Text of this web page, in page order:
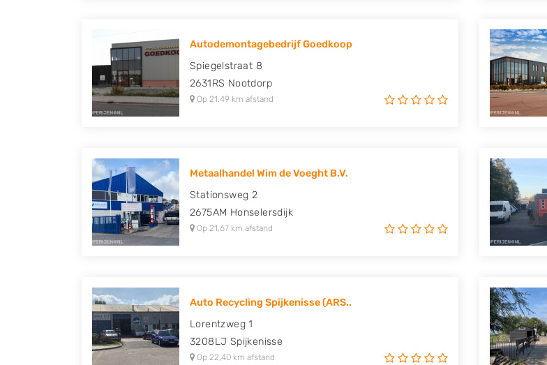
Autodemontagebedrijf Goedkoop
Spiegelstraat 8
2631RS Nootdorp
Op 21,49 km afstand
Metaalhandel Wim de Voeght B.V.
Stationsweg 2
2675AM Honselersdijk
Op 21,67 km afstand
Auto Recycling Spijkenisse (ARS..
Lorentzweg 1
3208LJ Spijkenisse
Op 22,40 km afstand